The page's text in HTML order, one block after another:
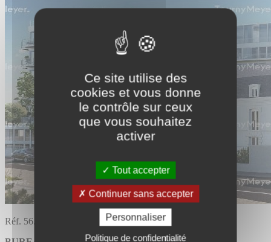
Ce site utilise des
cookies et vous donne
le contrôle sur ceux
que vous souhaitez
activer
Tout accepter
Continuer sans accepter
Personnaliser
Politique de confidentialité
Réf. 56.2120